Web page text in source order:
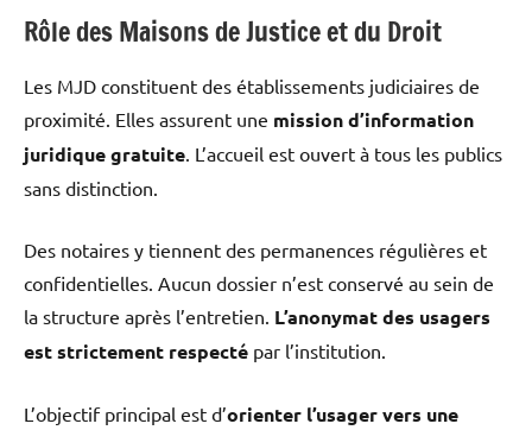
Rôle des Maisons de Justice et du Droit
Les MJD constituent des établissements judiciaires de
proximité. Elles assurent une mission d’information
juridique gratuite. L’accueil est ouvert à tous les publics
sans distinction.
Des notaires y tiennent des permanences régulières et
confidentielles. Aucun dossier n’est conservé au sein de
la structure après l’entretien. L’anonymat des usagers
est strictement respecté par l’institution.
L’objectif principal est d’orienter l’usager vers une